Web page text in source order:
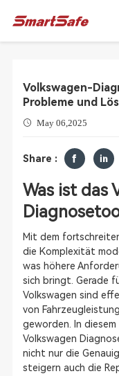
Volkswagen-
Probleme und
May 06,2025
Share :
Was ist das
Mit dem
die Komplexität
was höhere
sich bringt. Gerade
Volkswagen sind
von
geworden. In
Volkswagen
nicht nur die
steigern auch die